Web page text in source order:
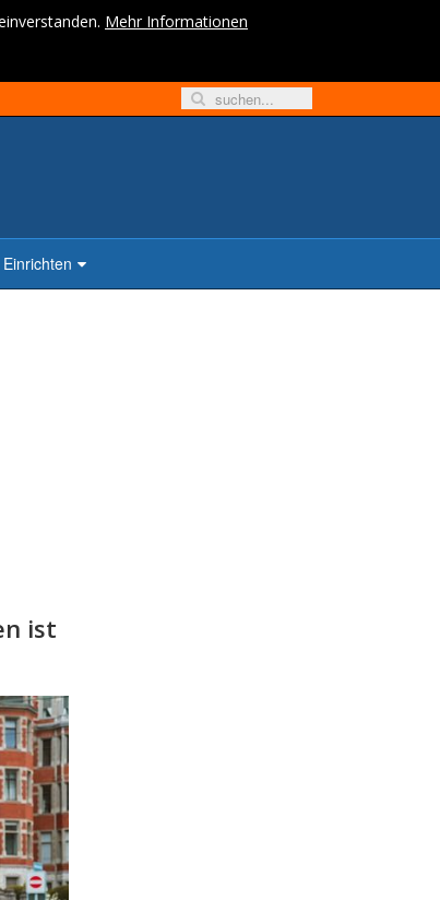
Mehr Informationen
ist